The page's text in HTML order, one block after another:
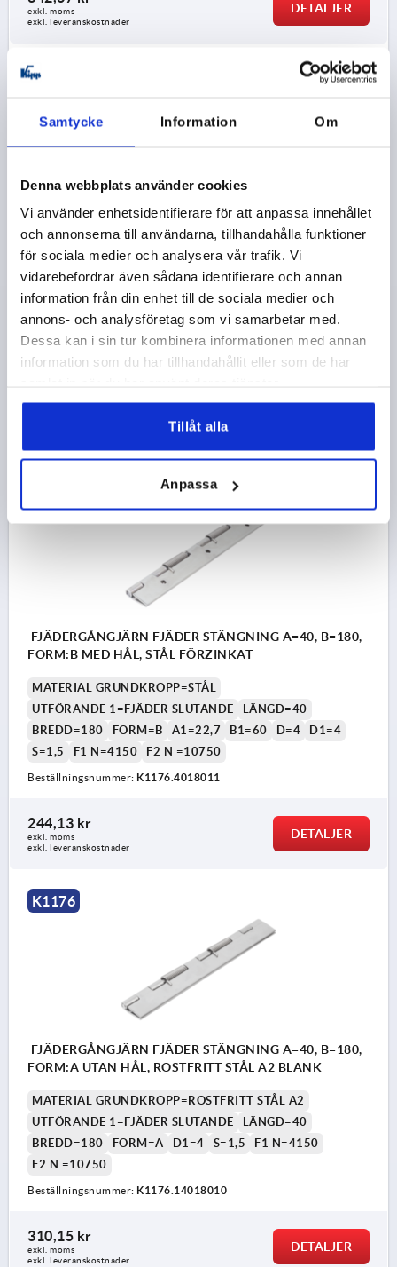
Samtycke Information Om
Denna webbplats använder cookies
Vi använder enhetsidentifierare för att anpassa innehållet
och annonserna till användarna, tillhandahålla funktioner
för sociala medier och analysera vår trafik. Vi
vidarebefordrar även sådana identifierare och annan
information från din enhet till de sociala medier och
annons- och analysföretag som vi samarbetar med.
Dessa kan i sin tur kombinera informationen med annan
information som du har tillhandahållit eller som de har
Tillåt alla
Anpassa
exkl. moms
exkl. leveranskostnader
DETALJER
K1176
FJÄDERGÅNGJÄRN FJÄDER STÄNGNING A=40, B=180,
FORM:A UTAN HÅL, STÅL BLANK
MATERIAL GRUNDKROPP=STÅL
UTFÖRANDE 1=FJÄDER SLUTANDE
LÄNGD=40
BREDD=180
FORM=A D1=4 S=1,5
F1 N=4150
F2 N =10750
Beställningsnummer:K1176.4018010
FJÄDERGÅNGJÄRN FJÄDER STÄNGNING A=40, B=180,
FORM:B MED HÅL, STÅL FÖRZINKAT
MATERIAL GRUNDKROPP=STÅL
UTFÖRANDE 1=FJÄDER SLUTANDE
LÄNGD=40
BREDD=180
FORM=B A1=22,7 B1=60 D=4
D1=4
S=1,5
F1 N=4150 F2 N =10750
Beställningsnummer: K1176.4018011
244,13 kr
exkl. moms
exkl. leveranskostnader
DETALJER
K1176
FJÄDERGÅNGJÄRN FJÄDER STÄNGNING A=40, B=180,
FORM:A UTAN HÅL, ROSTFRITT STÅL A2 BLANK
MATERIAL GRUNDKROPP=ROSTFRITT STÅL A2
UTFÖRANDE 1=FJÄDER SLUTANDE
LÄNGD=40
BREDD=180
FORM=A D1=4 S=1,5
F1 N=4150
F2 N =10750
Beställningsnummer: K1176.14018010
310,15 kr
exkl. moms
exkl. leveranskostnader
DETALJER